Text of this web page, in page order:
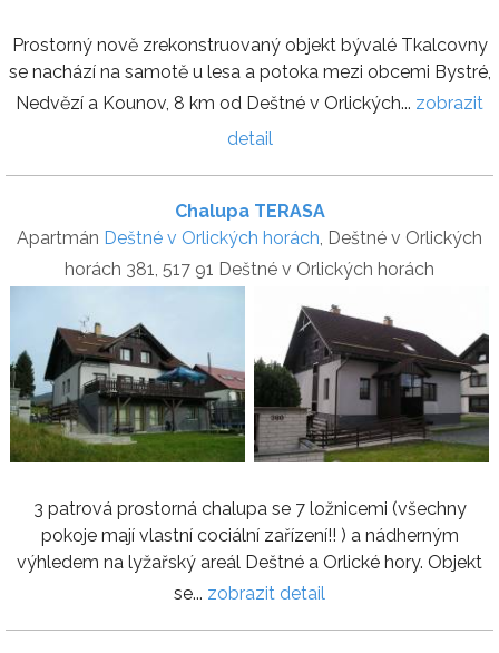
Prostorný nově zrekonstruovaný objekt bývalé Tkalcovny
se nachází na samotě u lesa a potoka mezi obcemi Bystré,
Nedvězí a Kounov, 8 km od Deštné v Orlických... zobrazit
detail
Chalupa TERASA
Apartmán Deštné v Orlických horách , Deštné v Orlických
horách 381, 517 91 Deštné v Orlických horách
3 patrová prostorná chalupa se 7 ložnicemi (všechny
pokoje mají vlastní cociální zařízení!! ) a nádherným
výhledem na lyžařský areál Deštné a Orlické hory. Objekt
se... zobrazit detail